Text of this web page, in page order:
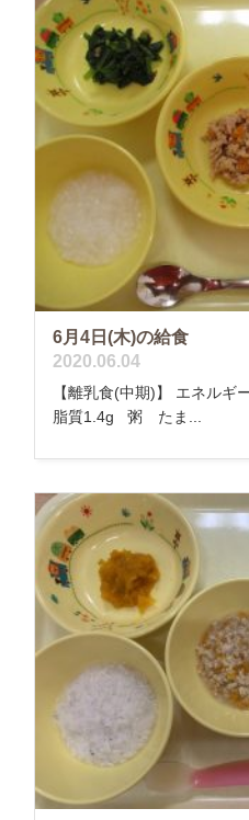
6月4日(木)の給食
2020.06.04
【離乳食(中期)】 エネル
脂質1.4g 粥 たま...